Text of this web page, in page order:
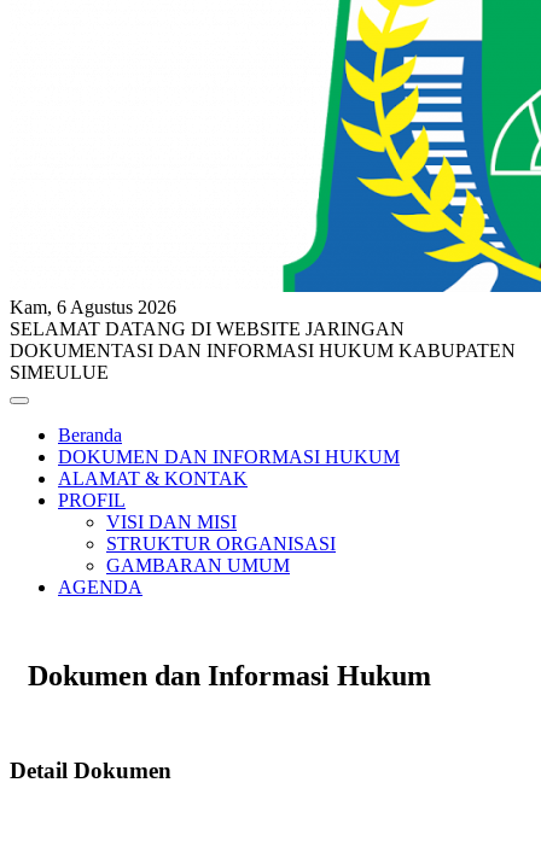
Kam, 6 Agustus 2026
SELAMAT DATANG DI WEBSITE JARINGAN
DOKUMENTASI DAN INFORMASI HUKUM KABUPATEN
SIMEULUE
Beranda
DOKUMEN DAN INFORMASI HUKUM
ALAMAT & KONTAK
PROFIL
VISI DAN MISI
STRUKTUR ORGANISASI
GAMBARAN UMUM
AGENDA
Dokumen dan Informasi Hukum
Detail Dokumen